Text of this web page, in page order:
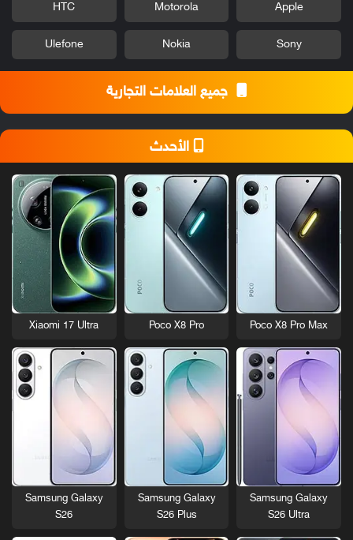
Apple
Motorola
HTC
Sony
Nokia
Ulefone
جميع العلامات التجارية
الأحدث
Poco X8 Pro Max
Poco X8 Pro
Xiaomi 17 Ultra
Samsung Galaxy
S26 Ultra
Samsung Galaxy
S26 Plus
Samsung Galaxy
S26